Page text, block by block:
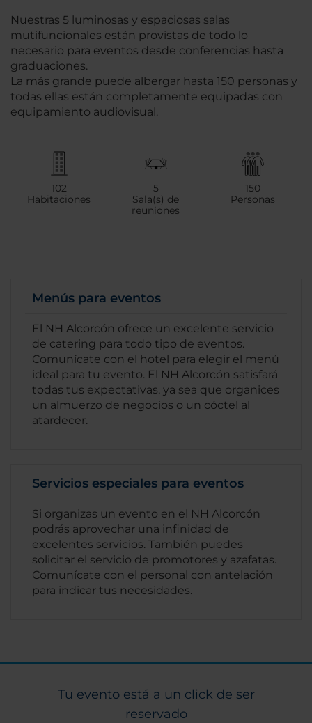
Nuestras 5 luminosas y espaciosas salas
mutifuncionales están provistas de todo lo
necesario para eventos desde conferencias hasta
graduaciones.
La más grande puede albergar hasta 150 personas y
todas ellas están completamente equipadas con
equipamiento audiovisual.
102
Habitaciones
5
Sala(s) de
reuniones
150
Personas
Menús para eventos
El NH Alcorcón ofrece un excelente servicio
de catering para todo tipo de eventos.
Comunícate con el hotel para elegir el menú
ideal para tu evento. El NH Alcorcón satisfará
todas tus expectativas, ya sea que organices
un almuerzo de negocios o un cóctel al
atardecer.
Servicios especiales para eventos
Si organizas un evento en el NH Alcorcón
podrás aprovechar una infinidad de
excelentes servicios. También puedes
solicitar el servicio de promotores y azafatas.
Comunícate con el personal con antelación
para indicar tus necesidades.
Tu evento está a un click de ser
reservado